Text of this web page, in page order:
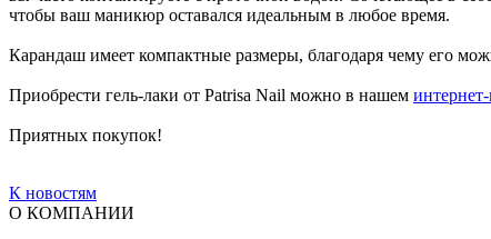
чтобы ваш маникюр оставался идеальным в любое время.
Карандаш имеет компактные размеры, благодаря чему его
Приобрести гель-лаки от Patrisa Nail можно в нашем
Приятных покупок!
К новостям
О КОМПАНИИ